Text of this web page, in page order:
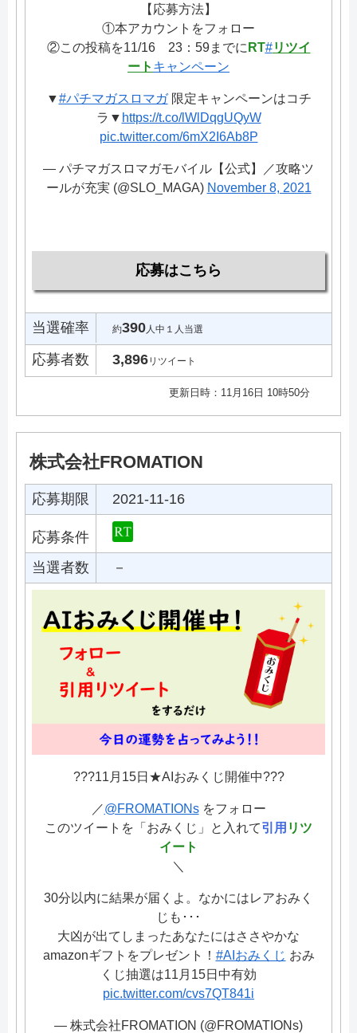
【応募方法】
①本アカウントをフォロー
②この投稿を11/16 23：59までに RT#リツイ
ート キャンペーン
▼#パチマガスロマガ限定キャンペーンはコチ
ラ▼ https://t.co/lWlDqgUQyW
pic.twitter.com/6mX2I6Ab8P
— パチマガスロマガモバイル【公式】／攻略ツ
ールが充実 (@SLO_MAGA) November 8, 2021
応募はこちら
当選確率 約390人中１人当選
応募者数 3,896リツイート
更新日時：11月16日 10時50分
株式会社FROMATION
応募期限 2021-11-16
応募条件
当選者数
－
???11月15日★AIおみくじ開催中???
／@FROMATIONsをフォロー
このツイートを「おみくじ」と入れて引用 リツ
イート
＼
30分以内に結果が届くよ。なかにはレアおみく
じも･･･
大凶が出てしまったあなたにはささやかな
amazonギフトをプレゼント！ #AIおみくじ おみ
くじ抽選は11月15日中有効
pic.twitter.com/cvs7QT841i
— 株式会社FROMATION (@FROMATIONs)